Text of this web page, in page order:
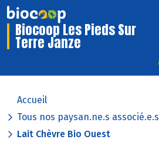
Biocoop Les Pieds Sur
Terre Janze
Accueil
Tous nos paysan.ne.s associé.e.s
Lait Chèvre Bio Ouest